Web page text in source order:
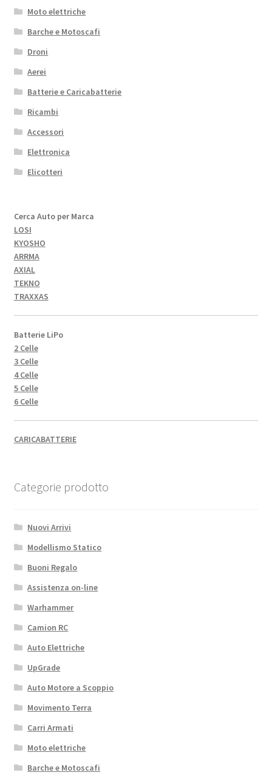
Moto elettriche
Barche e Motoscafi
Droni
Aerei
Batterie e Caricabatterie
Ricambi
Accessori
Elettronica
Elicotteri
Cerca Auto per Marca
LOSI
KYOSHO
ARRMA
AXIAL
TEKNO
TRAXXAS
Batterie LiPo
2 Celle
3 Celle
4 Celle
5 Celle
6 Celle
CARICABATTERIE
Categorie prodotto
Nuovi Arrivi
Modellismo Statico
Buoni Regalo
Assistenza on-line
Warhammer
Camion RC
Auto Elettriche
UpGrade
Auto Motore a Scoppio
Movimento Terra
Carri Armati
Moto elettriche
Barche e Motoscafi